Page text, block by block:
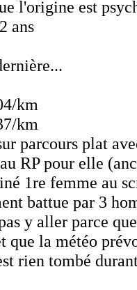
l'origine est
ans
km
km
parcours plat
RP pour elle
1re femme au
battue par 3
y aller parce
que la météo
rien tombé